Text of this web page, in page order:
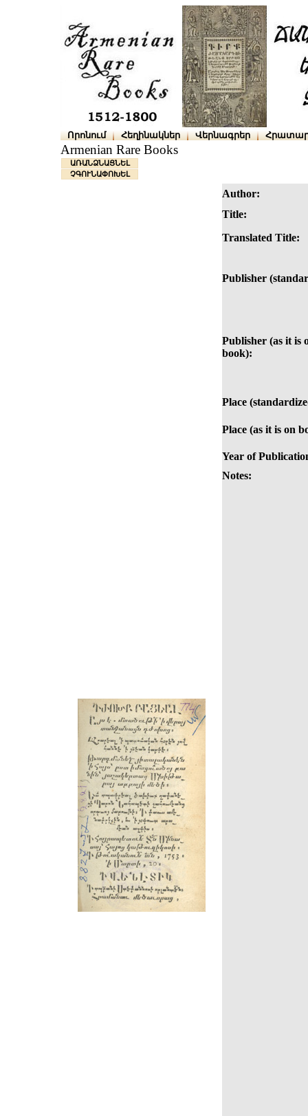
Որոնում Հեղինակներ Վերնագրեր
Armenian Rare Books
ԱՌԱՆՁՆԱՑՆԵԼ
ՉԳՈՒՆԱՓՈԽԵԼ
Author:
Title:
Translated Title:
Publisher
Publisher (as it is
book):
Place
Place (as it is on
Year of
Notes: